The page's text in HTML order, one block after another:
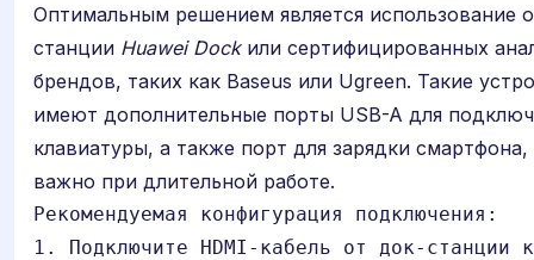
Оптимальным решением является использование
станции Huawei Dockили сертифицированных
брендов, таких как Baseus или Ugreen. Такие
имеют дополнительные порты USB-A для
клавиатуры, а также порт для зарядки смартфона,
важно при длительной работе.
1. Подключите HDMI-кабель от док-станции